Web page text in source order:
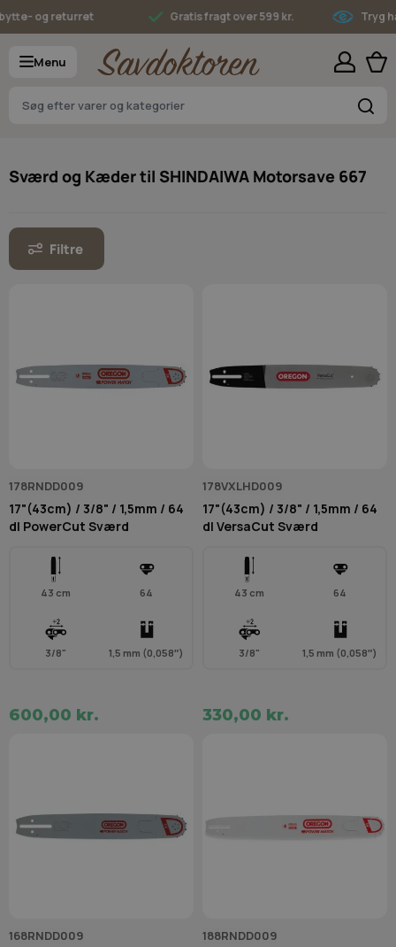
Skip to Content
og returret Gratis fragt over 599 kr. Tryg
Menu
Sværd og Kæder til SHINDAIWA Motorsave 667
Filtre
178RNDD009
17"(43cm) / 3/8" / 1,5mm / 64
dl PowerCut Sværd
43 cm 64
3/8" 1,5 mm (0,058″)
600,00 kr.
178VXLHD009
17"(43cm) / 3/8" / 1,5mm / 64
dl VersaCut Sværd
43 cm 64
3/8" 1,5 mm (0,058″)
330,00 kr.
168RNDD009 188RNDD009